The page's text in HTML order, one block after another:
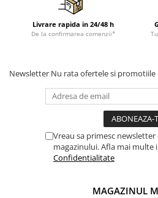
Livrare rapida in 24/48 h
De la confirmarea comenzii*
Newsletter Nu rata ofertele si promotiile
Vreau sa primesc
magazinului. Afla mai multe
Confidentialitate
MAGAZINUL